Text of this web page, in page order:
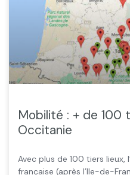
Mobilité : + de 100
Occitanie
Avec plus de 100 tiers lieux,
française (après l’Ile-de-